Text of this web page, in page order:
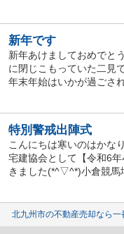
新年です
新年あけましておめでと
に閉じこもっていた二見
年末年始はいかが過ごさ
特別警戒出陣式
こんにちは寒いのはかな
宅建協会として【令和6
きました(*^▽^*)小倉競馬
北九州市の不動産売却なら